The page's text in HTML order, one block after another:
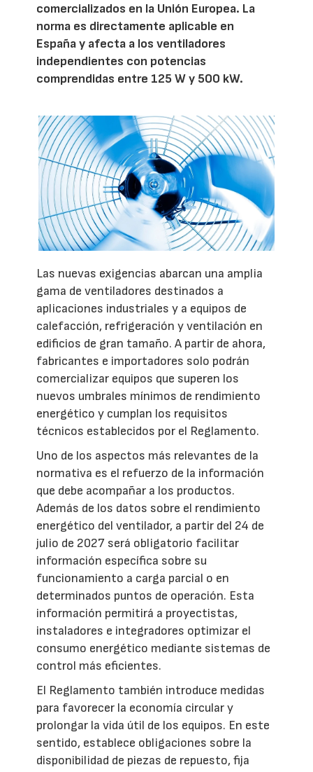
comercializados en la Unión Europea. La
norma es directamente aplicable en
España y afecta a los ventiladores
independientes con potencias
comprendidas entre 125 W y 500 kW.
Las nuevas exigencias abarcan una amplia
gama de ventiladores destinados a
aplicaciones industriales y a equipos de
calefacción, refrigeración y ventilación en
edificios de gran tamaño. A partir de ahora,
fabricantes e importadores solo podrán
comercializar equipos que superen los
nuevos umbrales mínimos de rendimiento
energético y cumplan los requisitos
técnicos establecidos por el Reglamento.
Uno de los aspectos más relevantes de la
normativa es el refuerzo de la información
que debe acompañar a los productos.
Además de los datos sobre el rendimiento
energético del ventilador, a partir del 24 de
julio de 2027 será obligatorio facilitar
información específica sobre su
funcionamiento a carga parcial o en
determinados puntos de operación. Esta
información permitirá a proyectistas,
instaladores e integradores optimizar el
consumo energético mediante sistemas de
control más eficientes.
El Reglamento también introduce medidas
para favorecer la economía circular y
prolongar la vida útil de los equipos. En este
sentido, establece obligaciones sobre la
disponibilidad de piezas de repuesto, fija